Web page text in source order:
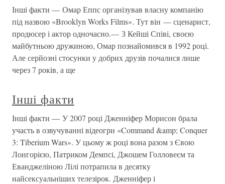
Інші факти — Омар Еппс організував власну компанію
під назвою «Brooklyn Works Films». Тут він — сценарист,
продюсер і актор одночасно.— З Кейші Співі, своєю
майбутньою дружиною, Омар познайомився в 1992 році.
Але серйозні стосунки у добрих друзів почалися лише
через 7 років, а ще
Інші факти
Інші факти — У 2007 році Дженніфер Морисон брала
участь в озвучуванні відеогри «Command &amp; Conquer
3: Tiberium Wars». У цьому ж році вона разом з Євою
Лонгорією, Патриком Демпсі, Джошем Голловеєм та
Еванджеліною Лілі потрапила в десятку
найсексуальніших телезірок. Дженніфер і